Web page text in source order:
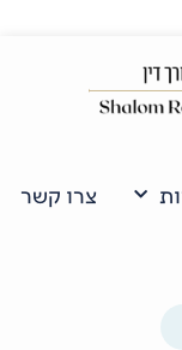
צרו קשר